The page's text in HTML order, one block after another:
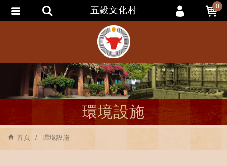
環境設施
首頁 環境設施
五穀文化村 0
會員登入
會員註冊
忘記密碼
訂單查詢
追蹤清單
匯款通知